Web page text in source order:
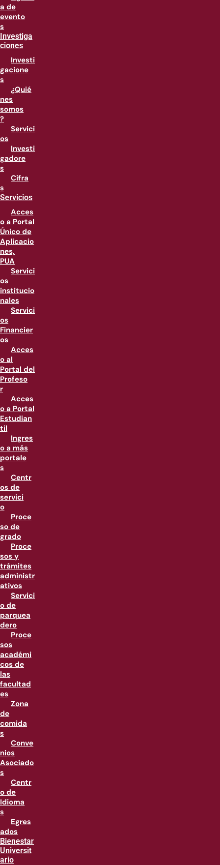
a de
evento
s
Investiga
ciones
Investi
gacione
s
¿Quié
nes
somos
?
Servici
os
Investi
gadore
s
Cifra
s
Servicios
Acces
o a Portal
Único de
Aplicacio
nes,
PUA
Servici
os
institucio
nales
Servici
os
Financier
os
Acces
o al
Portal del
Profeso
r
Acces
o a Portal
Estudian
til
Ingres
o a más
portale
s
Centr
os de
servici
o
Proce
so de
grado
Proce
sos y
trámites
administr
ativos
Servici
o de
parquea
dero
Proce
sos
académi
cos de
las
facultad
es
Zona
de
comida
s
Conve
nios
Asociado
s
Centr
o de
Idioma
s
Egres
ados
Bienestar
Universit
ario